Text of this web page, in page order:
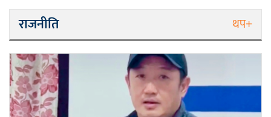
राजनीति थप+